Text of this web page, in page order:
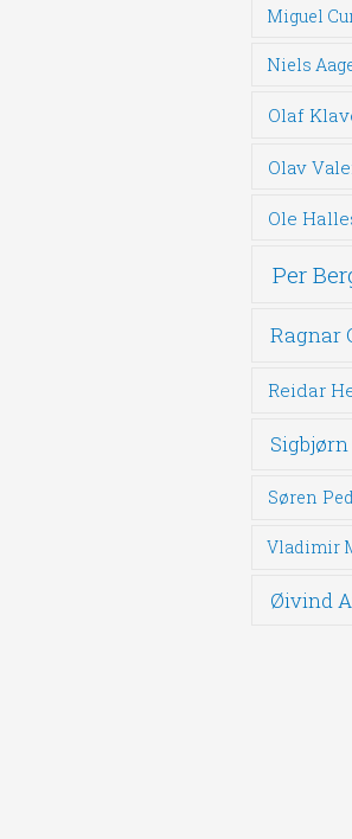
Miguel
Niels
Olaf
Olav
Ole
Per
Ragnar
Reidar
Søren
Vladimir
Øivind